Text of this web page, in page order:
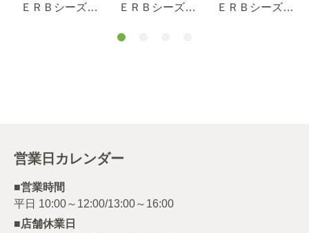
ＥＲＢシーズニ
ＥＲＢシーズニ
ビポテト ８ｇ
ＥＲＢシーズニ
営業日カレンダー
■営業時間
■店舗休業日